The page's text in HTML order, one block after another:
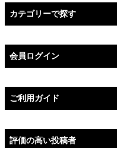
カテゴリーで探す
会員ログイン
ご利用ガイド
評価の高い投稿者